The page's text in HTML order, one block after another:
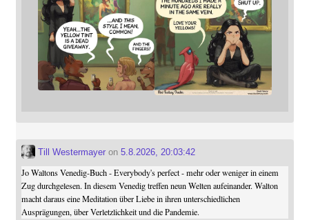
Till Westermayeron 5.8.2026, 20:03:42
Jo Waltons Venedig-Buch - Everybody's perfect - mehr oder weniger in einem
Zug durchgelesen. In diesem Venedig treffen neun Welten aufeinander. Walton
macht daraus eine Meditation über Liebe in ihren unterschiedlichen
Ausprägungen, über Verletzlichkeit und die Pandemie.